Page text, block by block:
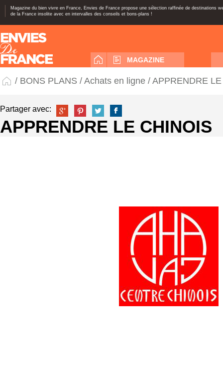
Magazine du bien vivre en France, Envies de France propose une sélection raffinée de destinations
de la France insolite avec en intervalles des conseils et bons-plans !
MAGAZINE
/ BONS PLANS / Achats en ligne / APPRENDRE
Partager avec:
APPRENDRE LE CHINOIS